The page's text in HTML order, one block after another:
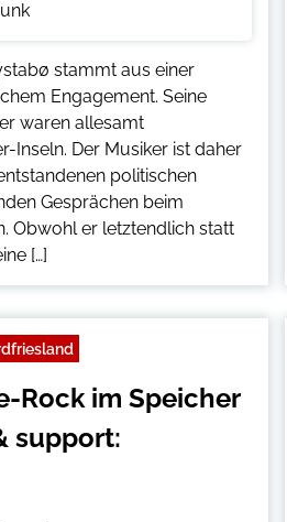
stammt aus einer
Engagement. Seine
waren allesamt
Inseln. Der Musiker ist daher
politischen
Gesprächen beim
Obwohl er letztendlich statt
[…]
Rock im Speicher
support: